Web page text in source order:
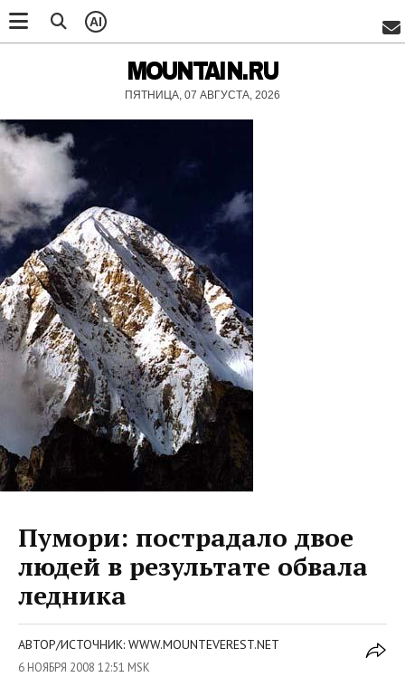
AI
MOUNTAIN.RU
ПЯТНИЦА, 07 АВГУСТА, 2026
Пумори: пострадало двое
людей в результате обвала
ледника
АВТОР/ИСТОЧНИК: WWW.MOUNTEVEREST.NET
6 НОЯБРЯ 2008 12:51 MSK